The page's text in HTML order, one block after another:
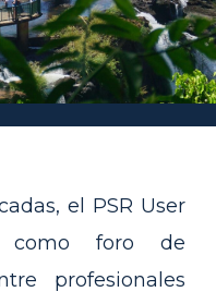
el PSR User
como foro de
profesionales